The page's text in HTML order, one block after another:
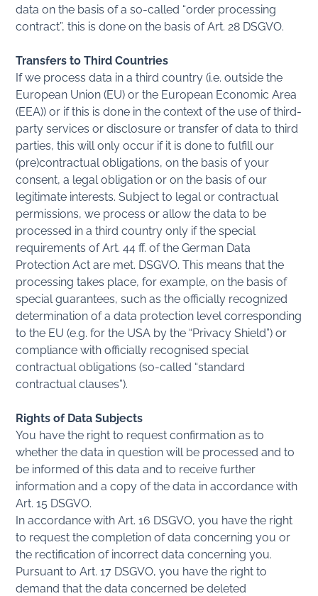
data on the basis of a so-called “order processing
contract”, this is done on the basis of Art. 28 DSGVO.
Transfers to Third Countries
If we process data in a third country (i.e. outside the
European Union (EU) or the European Economic Area
(EEA)) or if this is done in the context of the use of third-
party services or disclosure or transfer of data to third
parties, this will only occur if it is done to fulfill our
(pre)contractual obligations, on the basis of your
consent, a legal obligation or on the basis of our
legitimate interests. Subject to legal or contractual
permissions, we process or allow the data to be
processed in a third country only if the special
requirements of Art. 44 ff. of the German Data
Protection Act are met. DSGVO. This means that the
processing takes place, for example, on the basis of
special guarantees, such as the officially recognized
determination of a data protection level corresponding
to the EU (e.g. for the USA by the “Privacy Shield”) or
compliance with officially recognised special
contractual obligations (so-called “standard
contractual clauses”).
Rights of Data Subjects
You have the right to request confirmation as to
whether the data in question will be processed and to
be informed of this data and to receive further
information and a copy of the data in accordance with
Art. 15 DSGVO.
In accordance with Art. 16 DSGVO, you have the right
to request the completion of data concerning you or
the rectification of incorrect data concerning you.
Pursuant to Art. 17 DSGVO, you have the right to
demand that the data concerned be deleted